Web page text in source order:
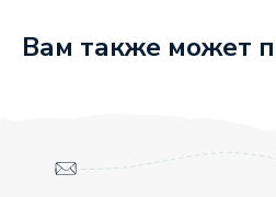
Вам также может